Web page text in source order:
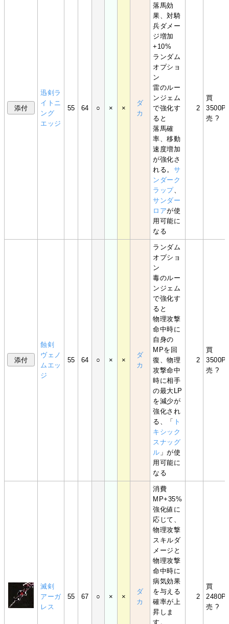
迅剣ラ
イトニ
ング
エッジ
55 64 ○ × ×
ダ
カ
落馬効
果、対騎
兵ダメー
ジ増加
+10%
ランダム
オプショ
ン
雷のルー
ンジェム
で強化す
ると
落馬確
率、移動
速度増加
が強化さ
れる。 サ
ンダーク
ラップ、
サンダー
ロアが使
用可能に
なる
2
買
売 ?
蝕剣
ヴェノ
ムエッ
ジ
55 64 ○ × ×
ダ
カ
ランダム
オプショ
ン
毒のルー
ンジェム
で強化す
ると
物理攻撃
命中時に
自身の
MPを回
復、物理
攻撃命中
時に相手
の最大LP
を減少が
強化され
る、「 ト
キシック
スナッグ
ル 」が使
用可能に
なる
2
買
売 ?
滅剣
アーガ
レス
55 67 ○ × ×
ダ
カ
消費
MP+35%
強化値に
応じて、
物理攻撃
スキルダ
メージと
物理攻撃
命中時に
病気効果
を与える
確率が上
昇しま
す。
2
買
売 ?